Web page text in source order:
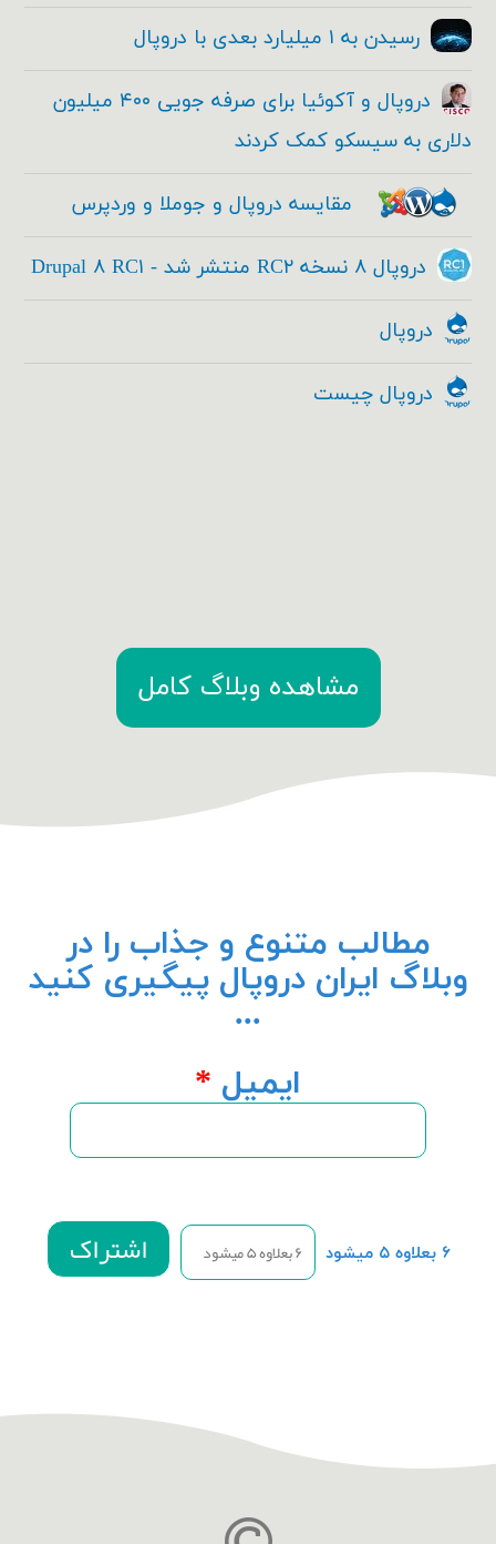
رسیدن به ۱ میلیارد بعدی با دروپال
دروپال و آکوئیا برای صرفه جویی ۴۰۰ میلیون
دلاری به سیسکو کمک کردند
مقایسه دروپال و جوملا و وردپرس
دروپال ۸ نسخه RC۲ منتشر شد - Drupal ۸ RC۱
دروپال
دروپال چیست
مشاهده وبلاگ کامل
مطالب متنوع و جذاب را در
وبلاگ ایران دروپال پیگیری کنید
...
ایمیل *
۶ بعلاوه ۵ میشود